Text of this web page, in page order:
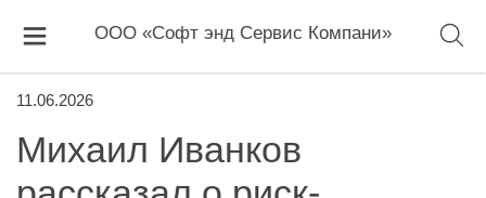
ООО «Софт энд Сервис Компани»
11.06.2026
Михаил Иванков